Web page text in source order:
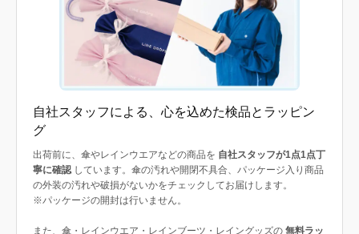
自社スタッフによる、心を込めた検品とラッピン
グ
出荷前に、傘やレインウエアなどの商品を 自社スタッフが1点1点丁
寧に確認 しています。傘の汚れや開閉不具合、パッケージ入り商品
の外装の汚れや破損がないかをチェックしてお届けします。
※パッケージの開封は行いません。
また、傘・レインウエア・レインブーツ・レイングッズの 無料ラッ